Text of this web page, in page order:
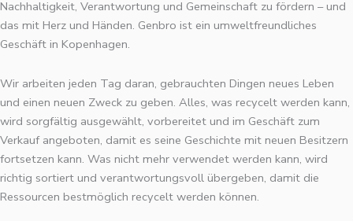
Nachhaltigkeit, Verantwortung und Gemeinschaft zu fördern – und
das mit Herz und Händen. Genbro ist ein umweltfreundliches
Geschäft in Kopenhagen.
Wir arbeiten jeden Tag daran, gebrauchten Dingen neues Leben
und einen neuen Zweck zu geben. Alles, was recycelt werden kann,
wird sorgfältig ausgewählt, vorbereitet und im Geschäft zum
Verkauf angeboten, damit es seine Geschichte mit neuen Besitzern
fortsetzen kann. Was nicht mehr verwendet werden kann, wird
richtig sortiert und verantwortungsvoll übergeben, damit die
Ressourcen bestmöglich recycelt werden können.